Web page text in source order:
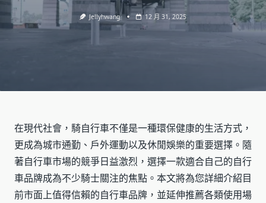
Jellyhwang 12 月 31, 2025
在現代社會，騎自行車不僅是一種環保健康的生活方式，
更成為城市通勤、戶外運動以及休閒娛樂的重要選擇。隨
著自行車市場的競爭日益激烈，選擇一款適合自己的自行
車品牌成為不少騎士關注的焦點。本文將為您詳細介紹目
前市面上值得信賴的自行車品牌，並延伸推薦各類使用場